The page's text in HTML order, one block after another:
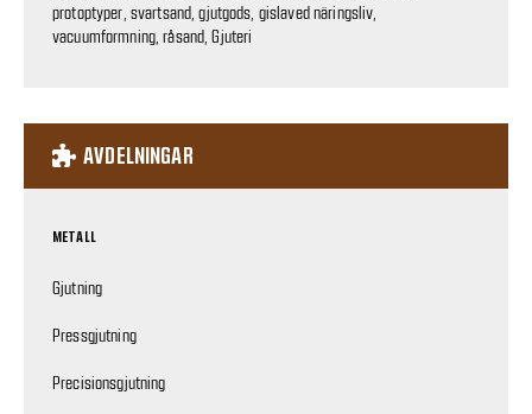
protoptyper, svartsand, gjutgods, gislaved näringsliv,
vacuumformning, råsand, Gjuteri
AVDELNINGAR
METALL
Gjutning
Pressgjutning
Precisionsgjutning